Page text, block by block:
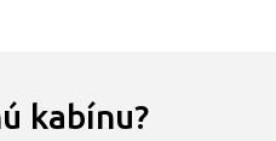
kabínu?